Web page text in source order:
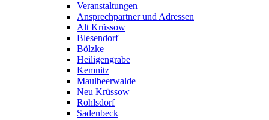
Veranstaltungen
Ansprechpartner und Adressen
Alt Krüssow
Blesendorf
Bölzke
Heiligengrabe
Kemnitz
Maulbeerwalde
Neu Krüssow
Rohlsdorf
Sadenbeck